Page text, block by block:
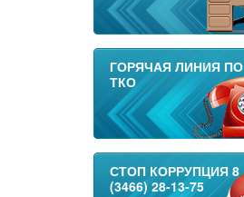
ГОРЯЧАЯ ЛИНИЯ ПО
ТКО
СТОП КОРРУПЦИЯ 8
(3466) 28-13-75